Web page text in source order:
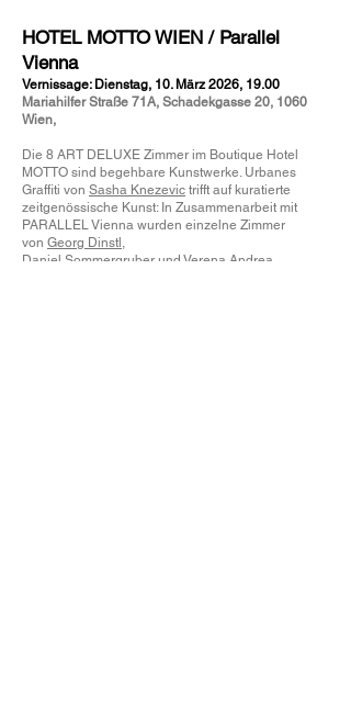
HOTEL MOTTO WIEN / Parallel
Vienna
Vernissage: Dienstag, 10. März 2026, 19.00
Mariahilfer Straße 71A, Schadekgasse 20, 1060
Wien,
Die 8 ART DELUXE Zimmer im Boutique Hotel
MOTTO sind begehbare Kunstwerke. Urbanes
Graffiti von Sasha Knezevic trifft auf kuratierte
zeitgenössische Kunst: In Zusammenarbeit mit
PARALLEL Vienna wurden einzelne Zimmer
von Georg Dinstl ,
Daniel Sommergruber und Verena Andrea